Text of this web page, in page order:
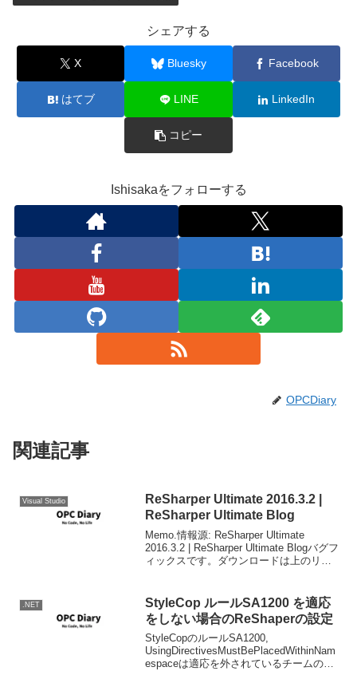
シェアする
X Bluesky Facebook
はてブ LINE LinkedIn
コピー
Ishisakaをフォローする
OPCDiary
関連記事
Visual Studio
ReSharper Ultimate 2016.3.2 |
ReSharper Ultimate Blog
Memo.情報源: ReSharper Ultimate
2016.3.2 | ReSharper Ultimate Blogバグフ
ィックスです。ダウンロードは上のリン
.NET
StyleCop ルールSA1200 を適応
をしない場合のReShaperの設定
StyleCopのルールSA1200,
UsingDirectivesMustBePlacedWithinNam
espaceは適応を外されているチームの方